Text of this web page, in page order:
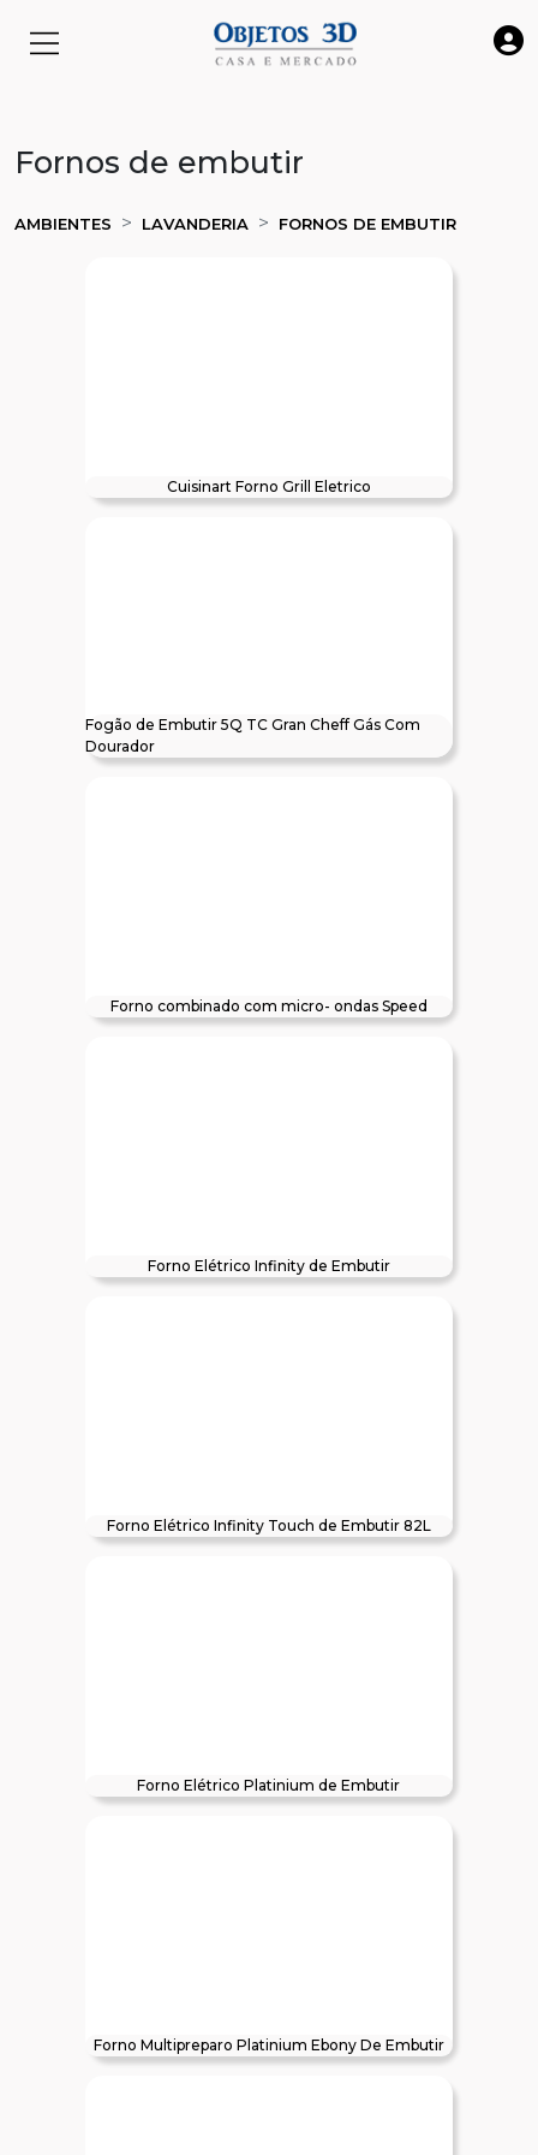
Fornos de embutir
AMBIENTES LAVANDERIA FORNOS DE EMBUTIR
Cuisinart Forno Grill Eletrico
Fogão de Embutir 5Q TC Gran Cheff Gás Com
Dourador
Forno combinado com micro- ondas Speed
Forno Elétrico Infinity de Embutir
Forno Elétrico Infinity Touch de Embutir 82L
Forno Elétrico Platinium de Embutir
Forno Multipreparo Platinium Ebony De Embutir